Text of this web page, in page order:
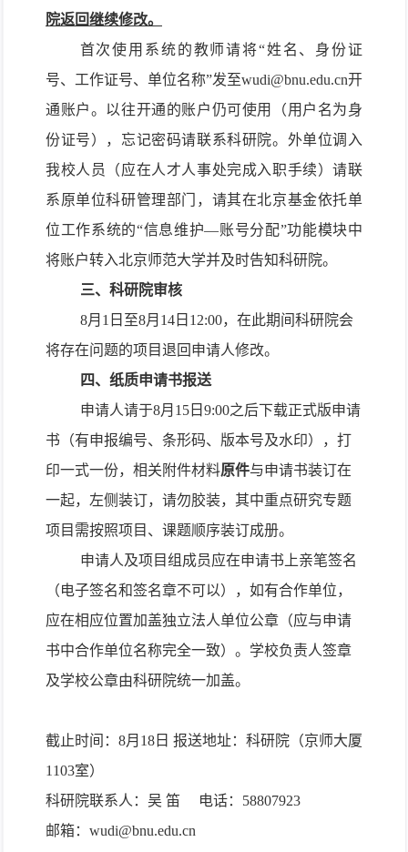
院返回继续修改。
首次使用系统的教师请将“姓名、身份证
号、工作证号、单位名称”发至wudi@bnu.edu.cn开
通账户。以往开通的账户仍可使用（用户名为身
份证号），忘记密码请联系科研院。外单位调入
我校人员（应在人才人事处完成入职手续）请联
系原单位科研管理部门，请其在北京基金依托单
位工作系统的“信息维护—账号分配”功能模块中
将账户转入北京师范大学并及时告知科研院。
三、科研院审核
8月1日至8月14日12:00，在此期间科研院会
将存在问题的项目退回申请人修改。
四、纸质申请书报送
申请人请于8月15日9:00之后下载正式版申请
书（有申报编号、条形码、版本号及水印），打
印一式一份，相关附件材料原件与申请书装订在
一起，左侧装订，请勿胶装，其中重点研究专题
项目需按照项目、课题顺序装订成册。
申请人及项目组成员应在申请书上亲笔签名
（电子签名和签名章不可以），如有合作单位，
应在相应位置加盖独立法人单位公章（应与申请
书中合作单位名称完全一致）。学校负责人签章
及学校公章由科研院统一加盖。
截止时间：8月18日 报送地址：科研院（京师大厦
1103室）
科研院联系人：吴 笛
电话：58807923
邮箱： wudi@bnu.edu.cn